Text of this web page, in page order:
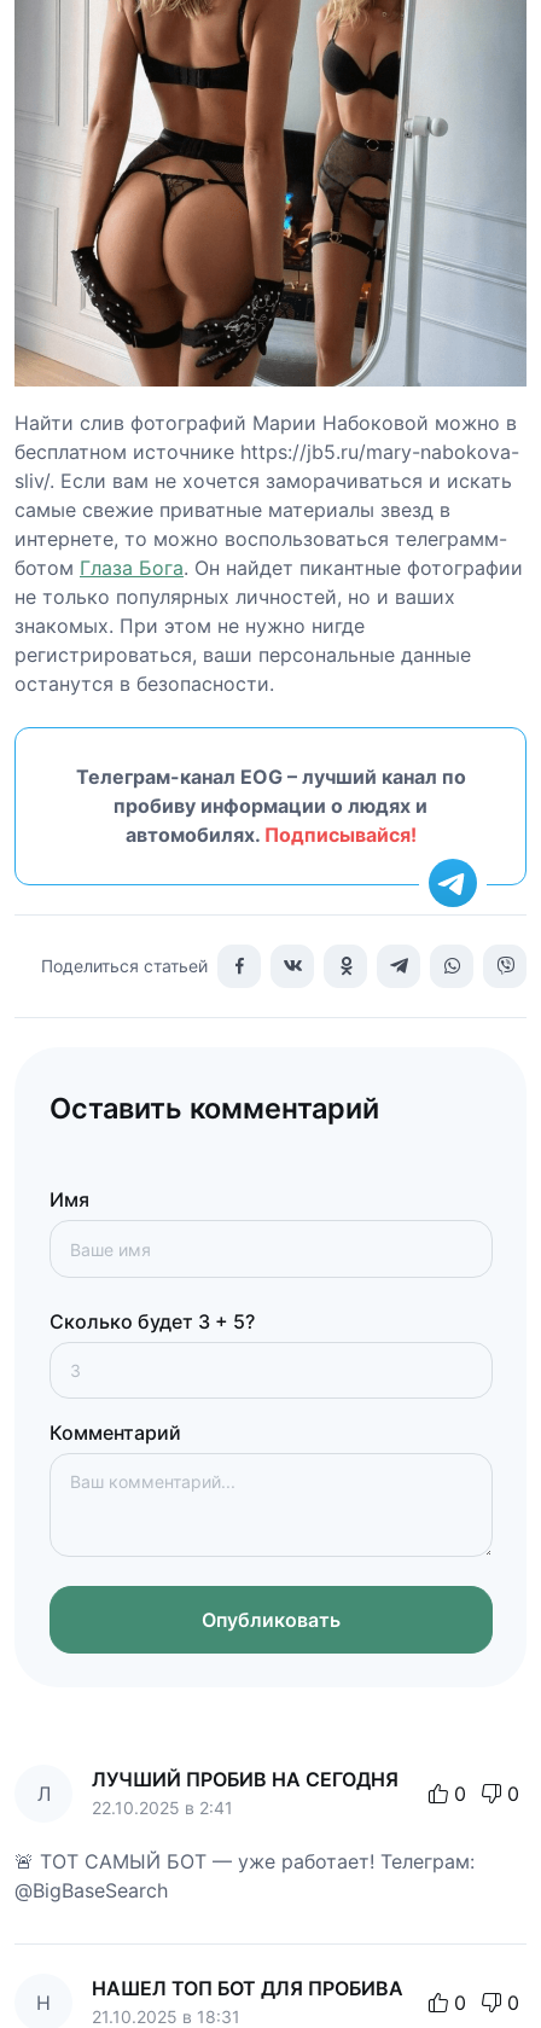
Найти слив фотографий Марии Набоковой можно в
бесплатном источнике https://jb5.ru/mary-nabokova-
sliv/. Если вам не хочется заморачиваться и искать
самые свежие приватные материалы звезд в
интернете, то можно воспользоваться телеграмм-
ботом Глаза Бога. Он найдет пикантные фотографии
не только популярных личностей, но и ваших
знакомых. При этом не нужно нигде
регистрироваться, ваши персональные данные
останутся в безопасности.
Телеграм-канал EOG – лучший канал по
пробиву информации о людях и
автомобилях. Подписывайся!
Поделиться статьей
Оставить комментарий
Имя
Сколько будет 3 + 5?
Комментарий
Опубликовать
Л
ЛУЧШИЙ ПРОБИВ НА СЕГОДНЯ
22.10.2025 в 2:41
0 0
🚨 ТОТ САМЫЙ БОТ — уже работает! Телеграм:
@BigBaseSearch
Н
НАШЕЛ ТОП БОТ ДЛЯ ПРОБИВА
21.10.2025 в 18:31
0 0